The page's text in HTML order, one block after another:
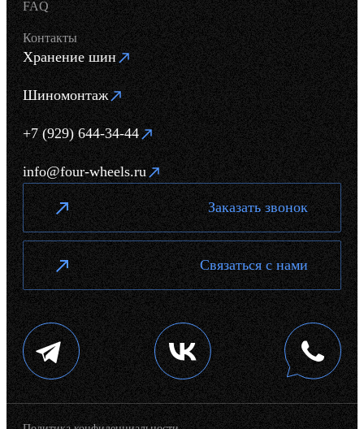
FAQ
Контакты
Хранение шин
Шиномонтаж
+7 (929) 644-34-44
info@four-wheels.ru
Заказать звонок
Связаться с нами